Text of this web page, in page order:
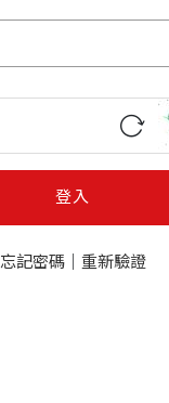
登入
忘記密碼｜ 重新驗證